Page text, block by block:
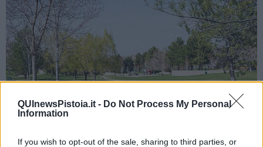
QUInewsPistoia.it - Do Not Process My Personal
Information
If you wish to opt-out of the sale, sharing to third parties, or